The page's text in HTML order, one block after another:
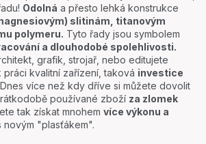
Odolná a přesto lehká konstrukce
slitinám, titanovým
polymeru. Tyto řady jsou symbolem
a dlouhodobé spolehlivosti.
grafik, strojař, nebo editujete
kvalitní zařízení, taková investice
Dnes více než kdy dříve si můžete dovolit
používané zboží za zlomek
tak získat mnohem více výkonu a
novým "plasťákem".